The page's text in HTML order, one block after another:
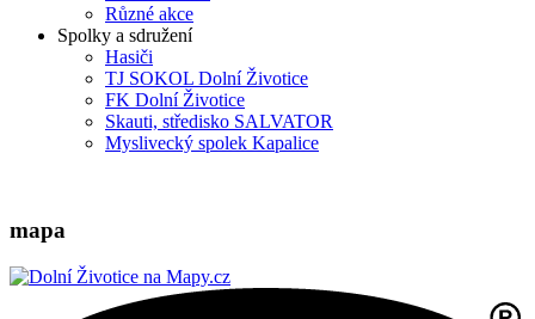
Různé akce
Spolky a sdružení
Hasiči
TJ SOKOL Dolní Životice
FK Dolní Životice
Skauti, středisko SALVATOR
Myslivecký spolek Kapalice
mapa